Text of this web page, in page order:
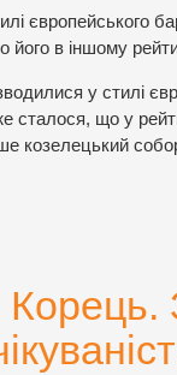
європейського
його в іншому
у стилі
сталося, що у
козелецький
Корець.